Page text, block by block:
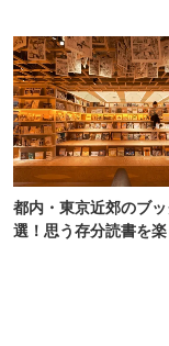
都内・東京近郊のブ
選！思う存分読書を楽